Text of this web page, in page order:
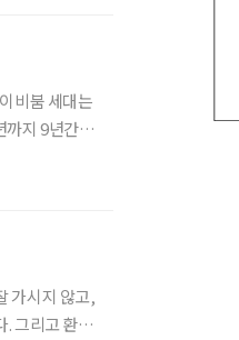
비붐 세대는
까지 9년간
가시지 않고,
. 그리고 환자